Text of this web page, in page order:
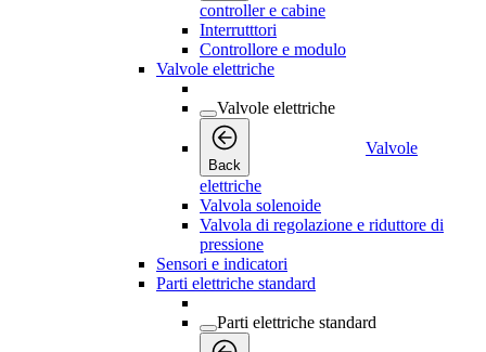
controller e cabine
Interrutttori
Controllore e modulo
Valvole elettriche
Valvole elettriche
Back
Valvole
elettriche
Valvola solenoide
Valvola di regolazione e riduttore di
pressione
Sensori e indicatori
Parti elettriche standard
Parti elettriche standard